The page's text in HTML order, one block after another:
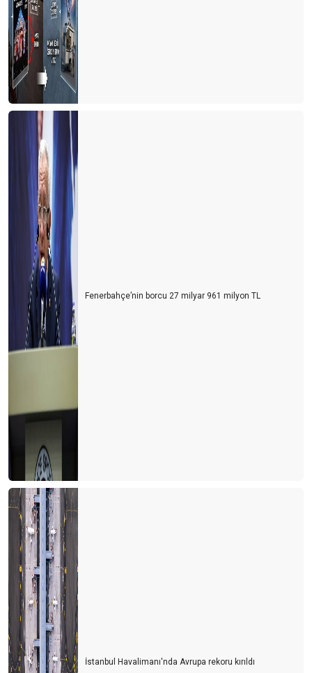
Fenerbahçe’nin borcu 27 milyar 961 milyon TL
İstanbul Havalimanı'nda Avrupa rekoru kırıldı